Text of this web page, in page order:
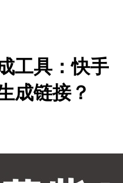
工具：快手
成链接？